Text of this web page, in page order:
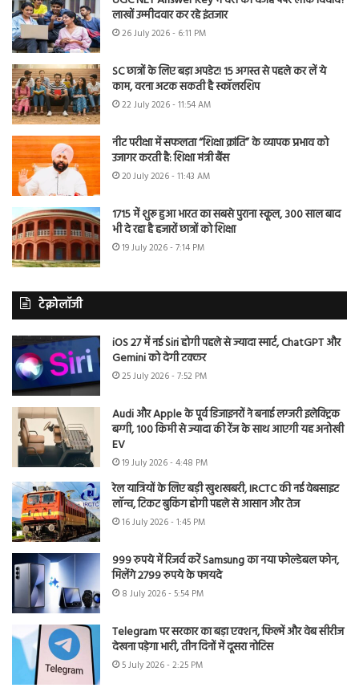
लाखों उम्मीदवार कर रहे इंतजार
26 July 2026 - 6:11 PM
SC छात्रों के लिए बड़ा अपडेट! 15 अगस्त से पहले कर लें ये
काम, वरना अटक सकती है स्कॉलरशिप
22 July 2026 - 11:54 AM
नीट परीक्षा में सफलता “शिक्षा क्रांति” के व्यापक प्रभाव को
उजागर करती है: शिक्षा मंत्री बैंस
20 July 2026 - 11:43 AM
1715 में शुरू हुआ भारत का सबसे पुराना स्कूल, 300 साल बाद
भी दे रहा है हजारों छात्रों को शिक्षा
19 July 2026 - 7:14 PM
टेक्नोलॉजी
iOS 27 में नई Siri होगी पहले से ज्यादा स्मार्ट, ChatGPT और
Gemini को देगी टक्कर
25 July 2026 - 7:52 PM
Audi और Apple के पूर्व डिजाइनरों ने बनाई लग्जरी इलेक्ट्रिक
बग्गी, 100 किमी से ज्यादा की रेंज के साथ आएगी यह अनोखी
EV
19 July 2026 - 4:48 PM
रेल यात्रियों के लिए बड़ी खुशखबरी, IRCTC की नई वेबसाइट
लॉन्च, टिकट बुकिंग होगी पहले से आसान और तेज
16 July 2026 - 1:45 PM
999 रुपये में रिजर्व करें Samsung का नया फोल्डेबल फोन,
मिलेंगे 2799 रुपये के फायदे
8 July 2026 - 5:54 PM
Telegram पर सरकार का बड़ा एक्शन, फिल्में और वेब सीरीज
देखना पड़ेगा भारी, तीन दिनों में दूसरा नोटिस
5 July 2026 - 2:25 PM